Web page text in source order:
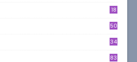
18
50
34
83